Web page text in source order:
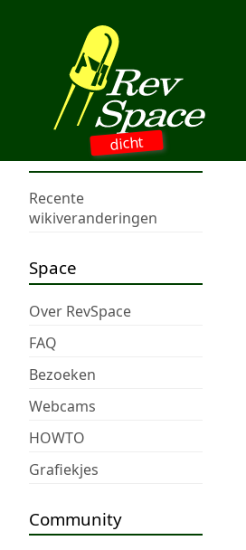
dicht
Recente
wikiveranderingen
Space
Over RevSpace
FAQ
Bezoeken
Webcams
HOWTO
Grafiekjes
Community